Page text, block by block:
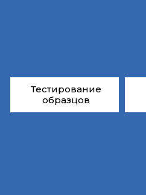
Тестирование
образцов